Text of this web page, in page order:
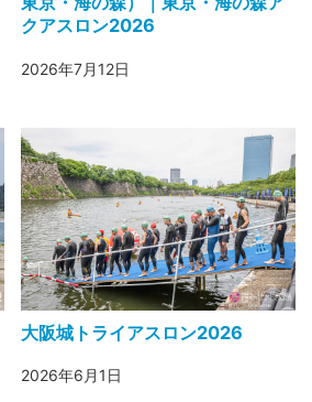
クアスロン2026
2026年7月12日
大阪城トライアスロン2026
2026年6月1日